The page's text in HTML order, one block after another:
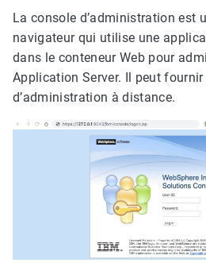
La console d’administration est
navigateur qui utilise une
dans le conteneur Web pour
Application Server. Il peut fournir
d’administration à distance.